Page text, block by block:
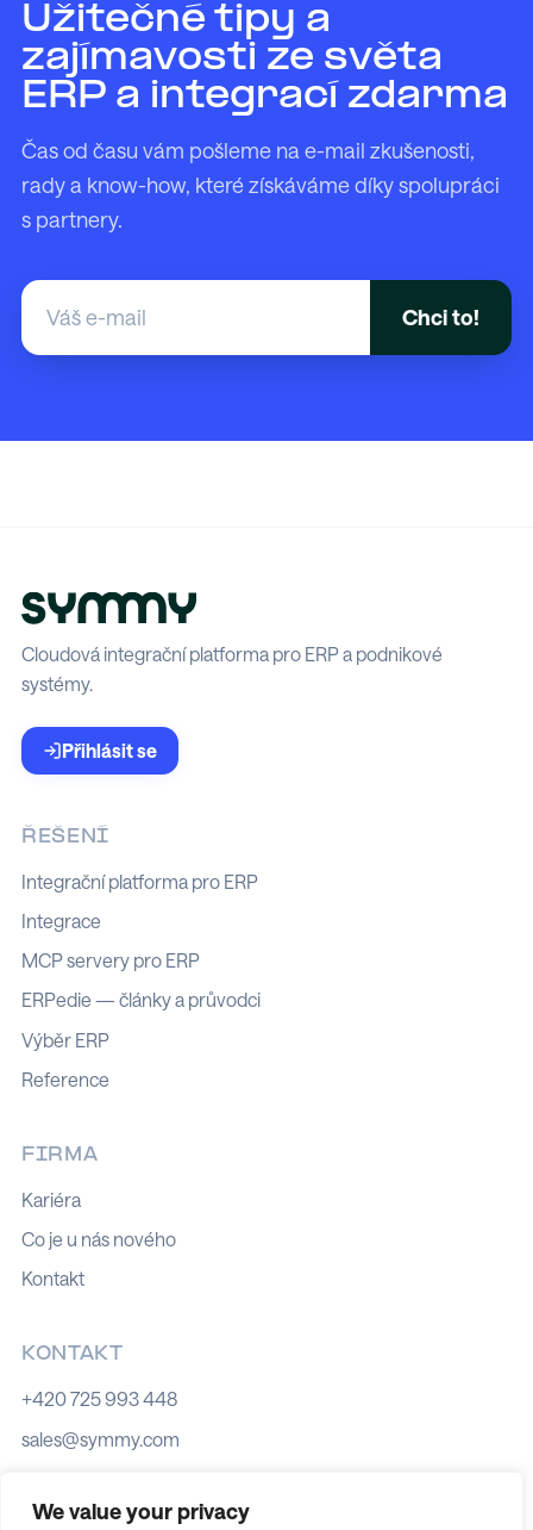
We value your privacy
Užitečné tipy a
zajímavosti ze světa
ERP a integrací zdarma
Čas od času vám pošleme na e-mail zkušenosti,
rady a know-how, které získáváme díky spolupráci
s partnery.
Cloudová integrační platforma pro ERP a podnikové
systémy.
Přihlásit se
ŘEŠENÍ
Integrační platforma pro ERP
Integrace
MCP servery pro ERP
ERPedie — články a průvodci
Výběr ERP
Reference
FIRMA
Kariéra
Co je u nás nového
Kontakt
KONTAKT
+420 725 993 448
sales@symmy.com